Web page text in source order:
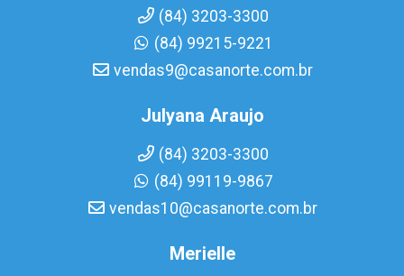
(84) 3203-3300
(84) 99215-9221
vendas9@casanorte.com.br
Julyana Araujo
(84) 3203-3300
(84) 99119-9867
vendas10@casanorte.com.br
Merielle